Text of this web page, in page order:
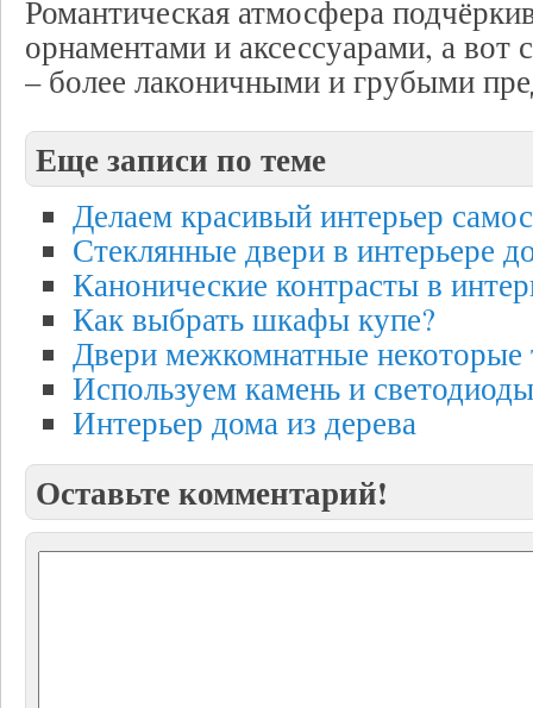
Романтическая атмосфера
орнаментами и аксессуарами, а вот
– более лаконичными и грубыми
Еще записи по теме
Делаем красивый интерьер
Стеклянные двери в интерьере
Канонические контрасты в
Как выбрать шкафы купе?
Двери межкомнатные некоторые
Используем камень и
Интерьер дома из дерева
Оставьте комментарий!